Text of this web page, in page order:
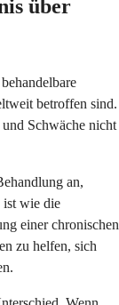
über
betroffen sind.
Schwäche nicht
an,
ist wie die
einer chronischen
zu helfen, sich